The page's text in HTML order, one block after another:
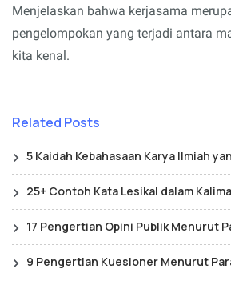
Menjelaskan bahwa kerjasama
pengelompokan yang terjadi antara
kita kenal.
Related Posts
5 Kaidah Kebahasaan Karya Ilmiah
25+ Contoh Kata Lesikal dalam
17 Pengertian Opini Publik Menurut
9 Pengertian Kuesioner Menurut